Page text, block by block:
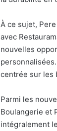
À ce sujet,
avec
nouvelles
centrée sur les
Parmi les
Boulangerie et
intégralement